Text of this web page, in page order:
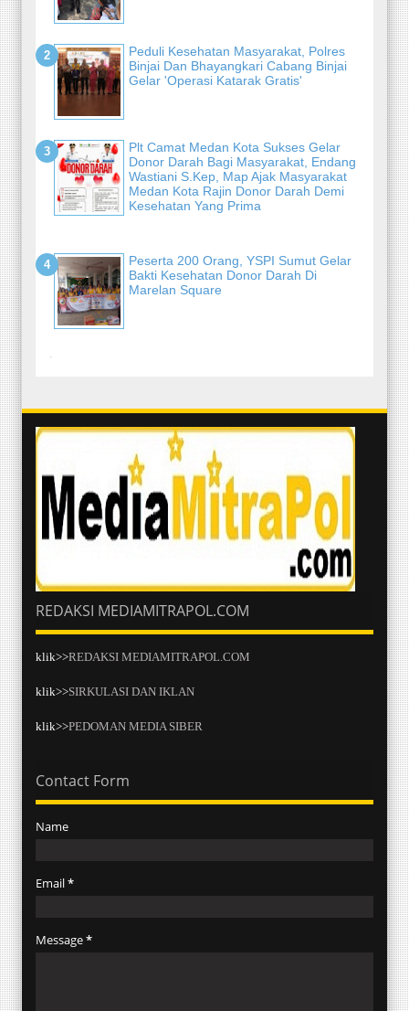
Peduli Kesehatan Masyarakat, Polres
Binjai Dan Bhayangkari Cabang Binjai
Gelar 'Operasi Katarak Gratis'
Plt Camat Medan Kota Sukses Gelar
Donor Darah Bagi Masyarakat, Endang
Wastiani S.Kep, Map Ajak Masyarakat
Medan Kota Rajin Donor Darah Demi
Kesehatan Yang Prima
Peserta 200 Orang, YSPI Sumut Gelar
Bakti Kesehatan Donor Darah Di
Marelan Square
-
REDAKSI MEDIAMITRAPOL.COM
klik>>REDAKSI MEDIAMITRAPOL.COM
klik>>SIRKULASI DAN IKLAN
klik>>PEDOMAN MEDIA SIBER
Contact Form
Name
Email*
Message*